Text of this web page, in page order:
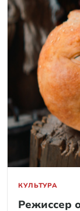
КУЛЬТУРА
Режиссер